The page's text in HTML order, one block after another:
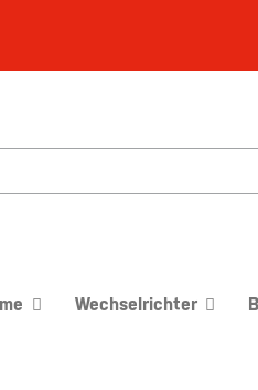
Wechselrichter